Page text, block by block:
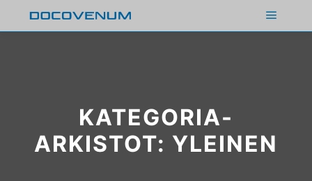
KATEGORIA-
ARKISTOT: YLEINEN